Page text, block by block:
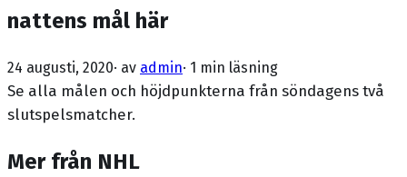
nattens mål här
24 augusti, 2020· av admin· 1 min läsning
Se alla målen och höjdpunkterna från söndagens två
slutspelsmatcher.
Mer från NHL